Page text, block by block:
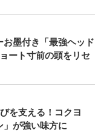
お墨付き「最強ヘッド
ート寸前の頭をリセ
を支える！コクヨ
」が強い味方に